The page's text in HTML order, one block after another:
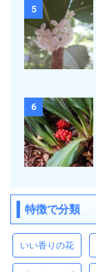
5
6
特徴で分類
いい香りの花